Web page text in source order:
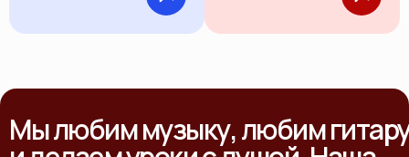
Мы любим музыку, любим